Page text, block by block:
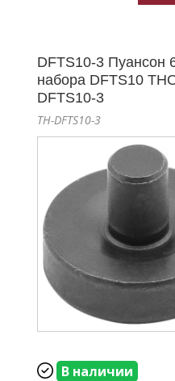
DFTS10-3 Пуансон
набора DFTS10
DFTS10-3
TH-DFTS10-3
В наличии